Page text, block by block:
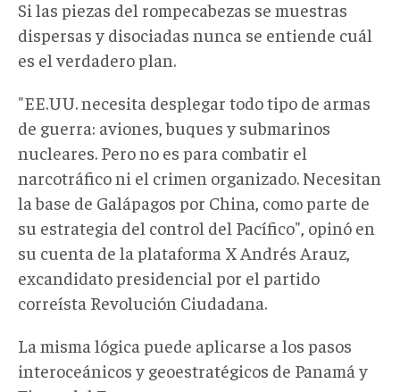
Si las piezas del rompecabezas se muestras
dispersas y disociadas nunca se entiende cuál
es el verdadero plan.
"EE.UU. necesita desplegar todo tipo de armas
de guerra: aviones, buques y submarinos
nucleares. Pero no es para combatir el
narcotráfico ni el crimen organizado. Necesitan
la base de Galápagos por China, como parte de
su estrategia del control del Pacífico", opinó en
su cuenta de la plataforma X Andrés Arauz,
excandidato presidencial por el partido
correísta Revolución Ciudadana.
La misma lógica puede aplicarse a los pasos
interoceánicos y geoestratégicos de Panamá y